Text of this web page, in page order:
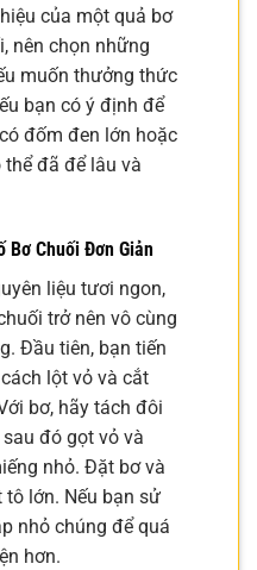
của một quả bơ
nên chọn những
muốn thưởng thức
bạn có ý định để
đốm đen lớn hoặc
đã để lâu và
Bơ Chuối Đơn Giản
liệu tươi ngon,
trở nên vô cùng
Đầu tiên, bạn tiến
lột vỏ và cắt
bơ, hãy tách đôi
đó gọt vỏ và
nhỏ. Đặt bơ và
lớn. Nếu bạn sử
nhỏ chúng để quá
hơn.